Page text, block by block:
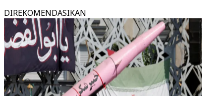
DIREKOMENDASIKAN